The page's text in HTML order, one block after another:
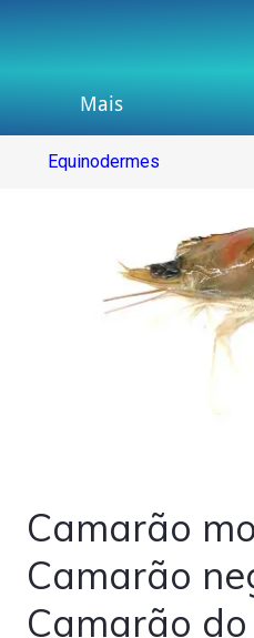
Mais
Equinodermes
Camarão
Camarão
Camarão